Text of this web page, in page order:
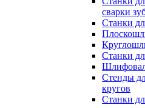
сварки
Станки
Станки
Стенды
кругов
Станки